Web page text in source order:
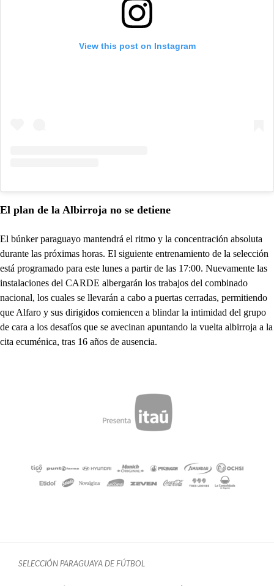
View this post on Instagram
El plan de la Albirroja no se detiene
El búnker paraguayo mantendrá el ritmo y la concentración absoluta
durante las próximas horas. El siguiente entrenamiento de la selección
está programado para este lunes a partir de las 17:00. Nuevamente las
instalaciones del CARDE albergarán los trabajos del combinado
nacional, los cuales se llevarán a cabo a puertas cerradas, permitiendo
que Alfaro y sus dirigidos comiencen a blindar la intimidad del grupo
de cara a los desafíos que se avecinan apuntando la vuelta albirroja a la
cita ecuménica, tras 16 años de ausencia.
SELECCIÓN PARAGUAYA DE FÚTBOL